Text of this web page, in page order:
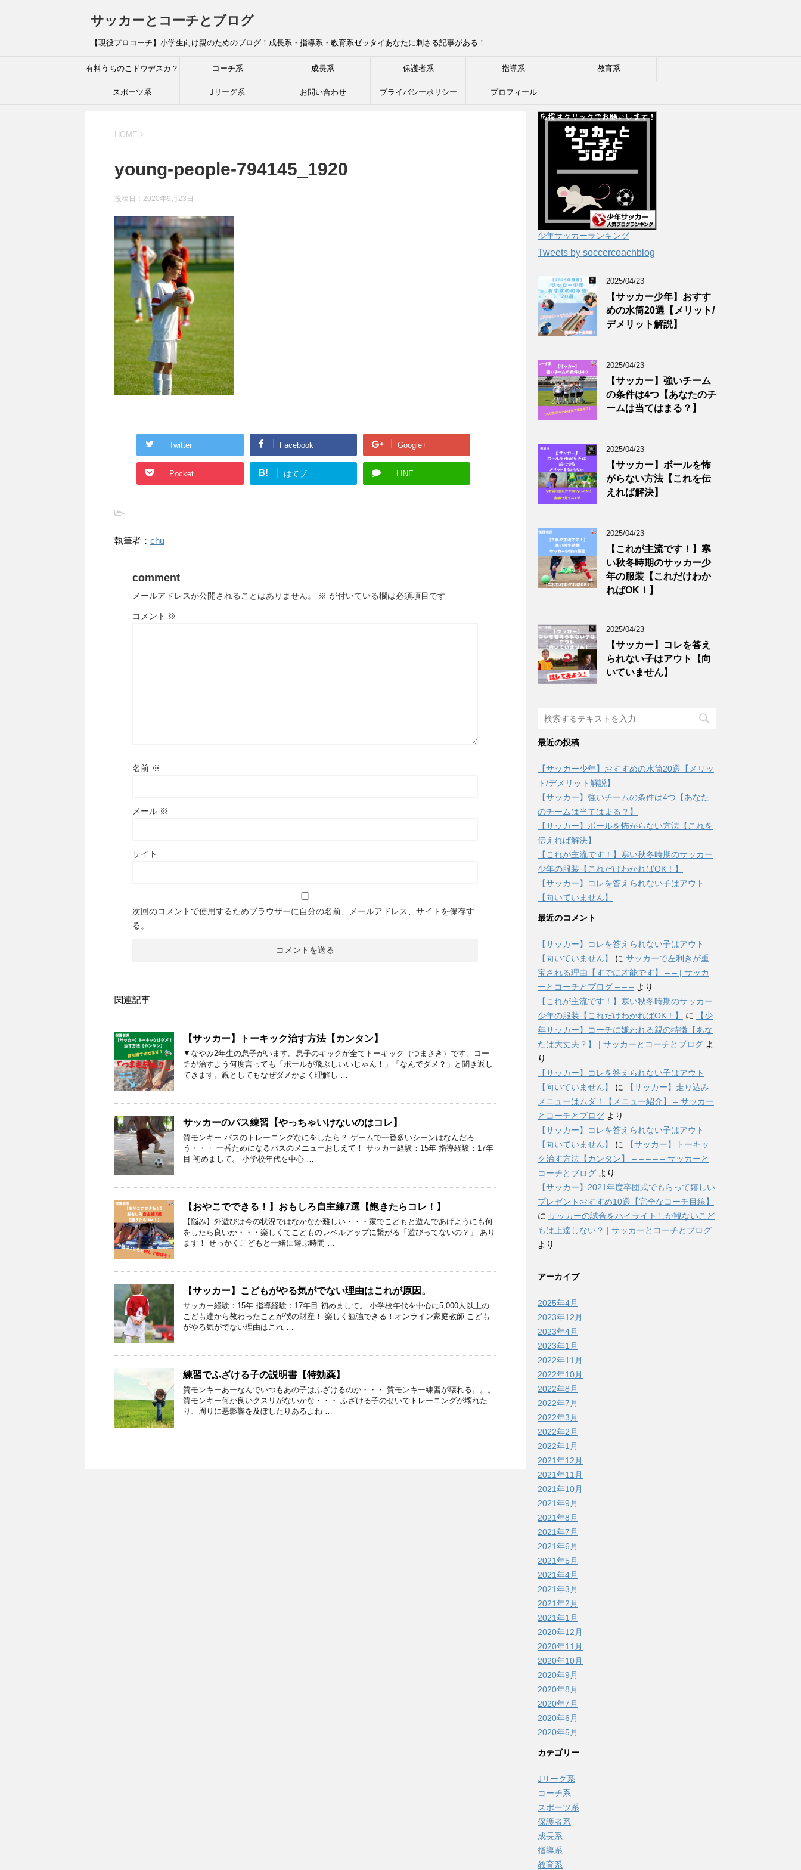
サッカーとコーチとブログ
【現役プロコーチ】小学生向け親のためのブログ！成長系・指導系・教育系ゼッタイあなたに刺さる記事がある！
有料うちのこドウデスカ？ コーチ系 成長系 保護者系 指導系 教育系
スポーツ系 Jリーグ系 お問い合わせ プライバシーポリシー プロフィール
HOME >
young-people-794145_1920
投稿日： 2020年9月23日
Twitter Facebook Google+
Pocket B! はてブ LINE
-
執筆者： chu
comment
メールアドレスが公開されることはありません。 ※ が付いている欄は必須項目です
コメント ※
名前 ※
メール ※
サイト
次回のコメントで使用するためブラウザーに自分の名前、メールアドレス、サイトを保存す
る。
関連記事
【サッカー】トーキック治す方法【カンタン】
▼なやみ2年生の息子がいます。息子のキックが全てトーキック（つまさき）です。コー
チが治すよう何度言っても「ボールが飛ぶしいいじゃん！」「なんでダメ？」と聞き返し
てきます。親としてもなぜダメかよく理解し …
サッカーのパス練習【やっちゃいけないのはコレ】
質モンキー パスのトレーニングなにをしたら？ ゲームで一番多いシーンはなんだろ
う・・・ 一番ためになるパスのメニューおしえて！ サッカー経験：15年 指導経験：17年
目 初めまして。 小学校年代を中心 …
【おやこでできる！】おもしろ自主練7選【飽きたらコレ！】
【悩み】外遊びは今の状況ではなかなか難しい・・・家でこどもと遊んであげようにも何
をしたら良いか・・・楽しくてこどものレベルアップに繋がる「遊びってないの？」 あり
ます！ せっかくこどもと一緒に遊ぶ時間 …
【サッカー】こどもがやる気がでない理由はこれが原因。
サッカー経験：15年 指導経験：17年目 初めまして。 小学校年代を中心に5,000人以上の
こども達から教わったことが僕の財産！ 楽しく勉強できる！オンライン家庭教師 こども
がやる気がでない理由はこれ …
練習でふざける子の説明書【特効薬】
質モンキーあーなんでいつもあの子はふざけるのか・・・ 質モンキー練習が壊れる。。。
質モンキー何か良いクスリがないかな・・・ ふざける子のせいでトレーニングが壊れた
り、周りに悪影響を及ぼしたりあるよね …
少年サッカーランキング
Tweets by soccercoachblog
2025/04/23
【サッカー少年】おすす
めの水筒20選【メリット/
デメリット解説】
2025/04/23
【サッカー】強いチーム
の条件は4つ【あなたのチ
ームは当てはまる？】
2025/04/23
【サッカー】ボールを怖
がらない方法【これを伝
えれば解決】
2025/04/23
【これが主流です！】寒
い秋冬時期のサッカー少
年の服装【これだけわか
ればOK！】
2025/04/23
【サッカー】コレを答え
られない子はアウト【向
いていません】
最近の投稿
【サッカー少年】おすすめの水筒20選【メリッ
ト/デメリット解説】
【サッカー】強いチームの条件は4つ【あなた
のチームは当てはまる？】
【サッカー】ボールを怖がらない方法【これを
伝えれば解決】
【これが主流です！】寒い秋冬時期のサッカー
少年の服装【これだけわかればOK！】
【サッカー】コレを答えられない子はアウト
【向いていません】
最近のコメント
【サッカー】コレを答えられない子はアウト
【向いていません】
に サッカーで左利きが重
宝される理由【すでに才能です】 – – | サッカ
ーとコーチとブログ – – – より
【これが主流です！】寒い秋冬時期のサッカー
少年の服装【これだけわかればOK！】
に
【少
年サッカー】コーチに嫌われる親の特徴【あな
たは大丈夫？】 | サッカーとコーチとブログ よ
り
【サッカー】コレを答えられない子はアウト
【向いていません】
に
【サッカー】走り込み
メニューはムダ！【メニュー紹介】 – サッカー
とコーチとブログ より
【サッカー】コレを答えられない子はアウト
【向いていません】
に
【サッカー】トーキッ
ク治す方法【カンタン】 – – – – – サッカーと
コーチとブログ より
【サッカー】2021年度卒団式でもらって嬉しい
プレゼントおすすめ10選【完全なコーチ目線】
に サッカーの試合をハイライトしか観ないこど
もは上達しない？ | サッカーとコーチとブログ
より
アーカイブ
2025年4月
2023年12月
2023年4月
2023年1月
2022年11月
2022年10月
2022年8月
2022年7月
2022年3月
2022年2月
2022年1月
2021年12月
2021年11月
2021年10月
2021年9月
2021年8月
2021年7月
2021年6月
2021年5月
2021年4月
2021年3月
2021年2月
2021年1月
2020年12月
2020年11月
2020年10月
2020年9月
2020年8月
2020年7月
2020年6月
2020年5月
カテゴリー
Jリーグ系
コーチ系
スポーツ系
保護者系
成長系
指導系
教育系